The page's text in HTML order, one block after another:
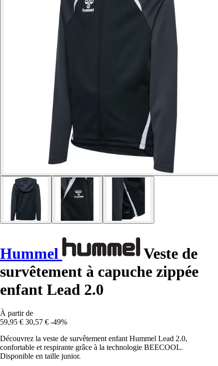
Hummel
Veste de
survêtement à capuche zippée
enfant Lead 2.0
À partir de
59,95 € 30,57 € -49%
Découvrez la veste de survêtement enfant Hummel Lead 2.0,
confortable et respirante grâce à la technologie BEECOOL.
Disponible en taille junior.